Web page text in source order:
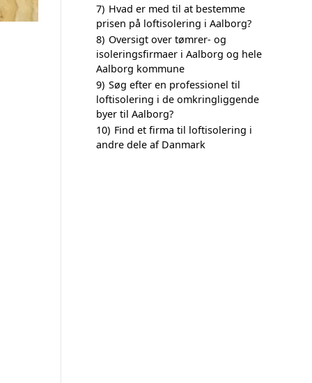
7) Hvad er med til at bestemme
prisen på loftisolering i Aalborg?
8) Oversigt over tømrer- og
isoleringsfirmaer i Aalborg og hele
Aalborg kommune
9) Søg efter en professionel til
loftisolering i de omkringliggende
byer til Aalborg?
10) Find et firma til loftisolering i
andre dele af Danmark